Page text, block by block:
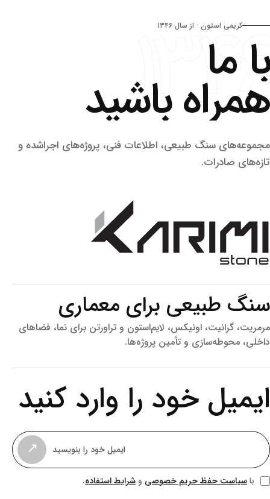
کریمی استون · از سال ۱۳۴۶
ما
باشید
سنگ طبیعی، اطلاعات فنی، پروژه‌های اجراشده و
صادرات.
طبیعی برای معماری
گرانیت، اونیکس، لایم‌استون و تراورتن برای نما، فضاهای
محوطه‌سازی و تأمین پروژه‌ها.
خود را وارد کنید
↗
باسیاست حفظ حریم خصوصیوشرایط استفاده.